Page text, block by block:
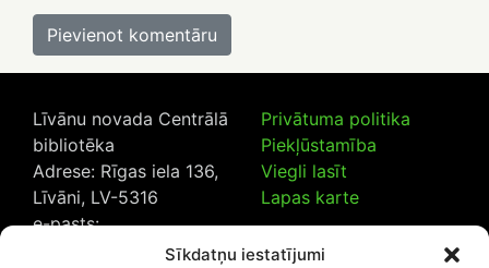
Sīkdatņu iestatījumi
Līvānu novada Centrālā
bibliotēka
Adrese: Rīgas iela 136,
Līvāni, LV-5316
e-pasts:
Privātuma politika
Piekļūstamība
Viegli lasīt
Lapas karte